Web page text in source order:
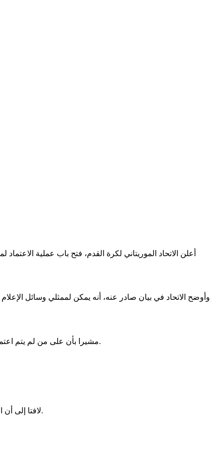
وأوضح الاتحاد في بيان صادر عنه، أنه يمكن لممثلي وسائل
مشيرا بأن على من لم يتم اعتمادهم خلال المباراة السابقة ضد بوتسوانا، تقديم طلب عبر الانترنيت من خلال ملئ النموذج الموجود على موقع الاتحادية الموريتانية لكرة القدم.
لافتا إلى أن الطلب لا يضمن الاعتماد بالضرورة، وأن ممثلي وسائل الإعلام الذين تم قبول طلباتهم، سيتم إشعارهم عبر رسالة تأكيد على بريدهم الإلكتروني.